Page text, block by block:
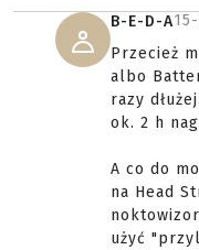
B-E-D-A
Przecież
albo
razy
ok. 2 h
A co do
na Head
użyć